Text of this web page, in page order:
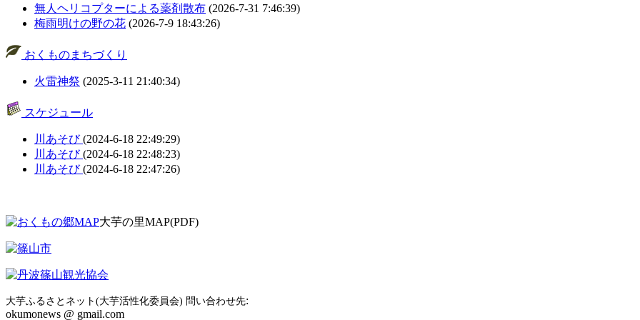
無人ヘリコプターによる薬剤散布 (2026-7-31 7:46:39)
梅雨明けの野の花 (2026-7-9 18:43:26)
おくものまちづくり
火雷神祭 (2025-3-11 21:40:34)
スケジュール
川あそび(2024-6-18 22:49:29)
川あそび(2024-6-18 22:48:23)
川あそび(2024-6-18 22:47:26)
大芋の里MAP(PDF)
大芋ふるさとネット(大芋活性化委員会) 問い合わせ先:
okumonews @ gmail.com